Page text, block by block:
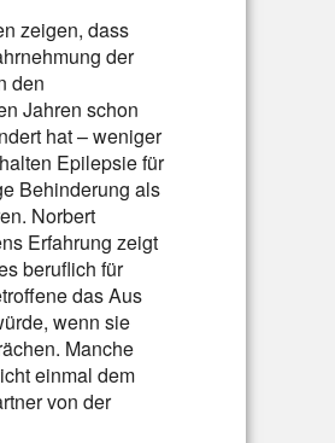
zeigen, dass
der
den
Jahren schon
hat – weniger
Epilepsie für
Behinderung als
Norbert
Erfahrung zeigt
beruflich für
das Aus
wenn sie
Manche
einmal dem
von der